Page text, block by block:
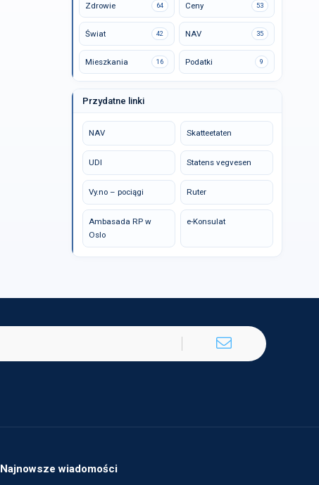
Zdrowie 64 Ceny 53
Świat 42 NAV 35
Mieszkania 16 Podatki 9
Przydatne linki
NAV Skatteetaten
UDI Statens vegvesen
Vy.no – pociągi Ruter
Ambasada RP w
Oslo
e-Konsulat
Najnowsze wiadomości